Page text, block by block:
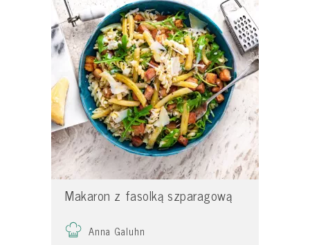
Makaron z fasolką szparagową
Anna Galuhn